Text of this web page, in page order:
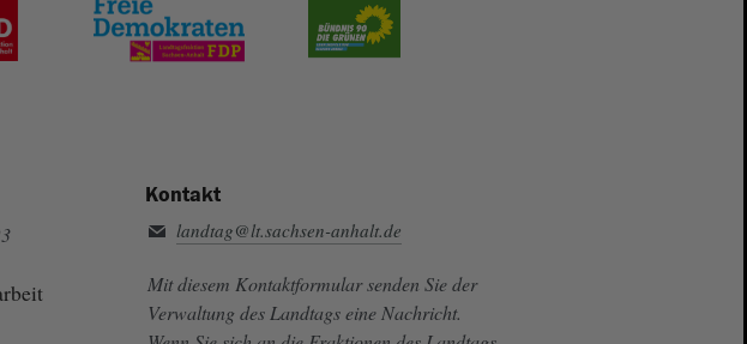
Kontakt
landtag@lt.sachsen-anhalt.de
Mit diesem Kontaktformular senden Sie der
Verwaltung des Landtags eine Nachricht.